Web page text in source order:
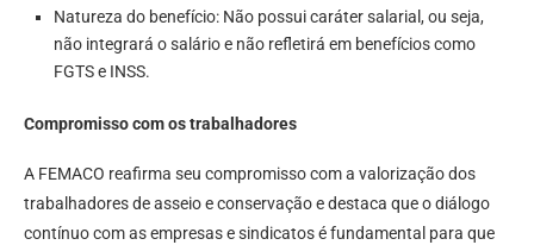
Natureza do benefício: Não possui caráter salarial, ou seja,
não integrará o salário e não refletirá em benefícios como
FGTS e INSS.
Compromisso com os trabalhadores
A FEMACO reafirma seu compromisso com a valorização dos
trabalhadores de asseio e conservação e destaca que o diálogo
contínuo com as empresas e sindicatos é fundamental para que